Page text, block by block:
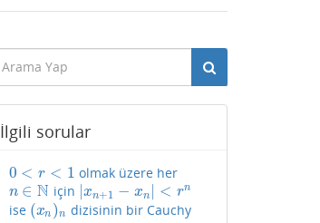
İlgili sorular
0 < r < 1
0<r< 1 olmak üzere her
n ∈ N
n∈N için xn+1 − xn < rn
|xn+1 −xn|<
n
ise (xn )n
(xn)n
dizisinin bir Cauchy